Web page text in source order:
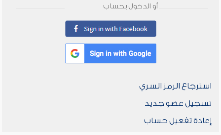
أو الدخول بحساب
استرجاع الرمز السري
تسجيل عضو جديد
إعادة تفعيل حساب